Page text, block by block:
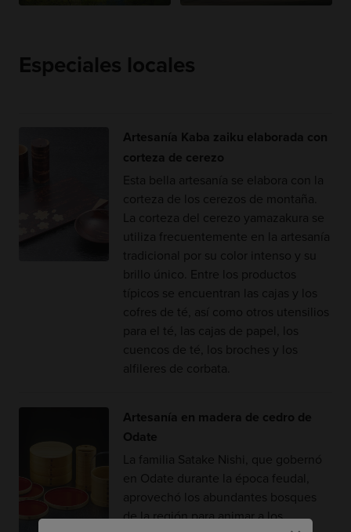
Especiales locales
Artesanía Kaba zaiku elaborada con
corteza de cerezo
Esta bella artesanía se elabora con la
corteza de los cerezos de montaña.
La corteza del cerezo yamazakura se
utiliza frecuentemente en la artesanía
tradicional por su color intenso y su
brillo único. Entre los productos
típicos se encuentran las cajas y los
cofres de té, así como otros utensilios
para el té, las cajas de papel, los
cuencos de té, los broches y los
alfileres de corbata.
Artesanía en madera de cedro de
Odate
La familia Satake Nishi, que gobernó
en Odate durante la época feudal,
aprovechó los abundantes bosques
de la región para animar a los